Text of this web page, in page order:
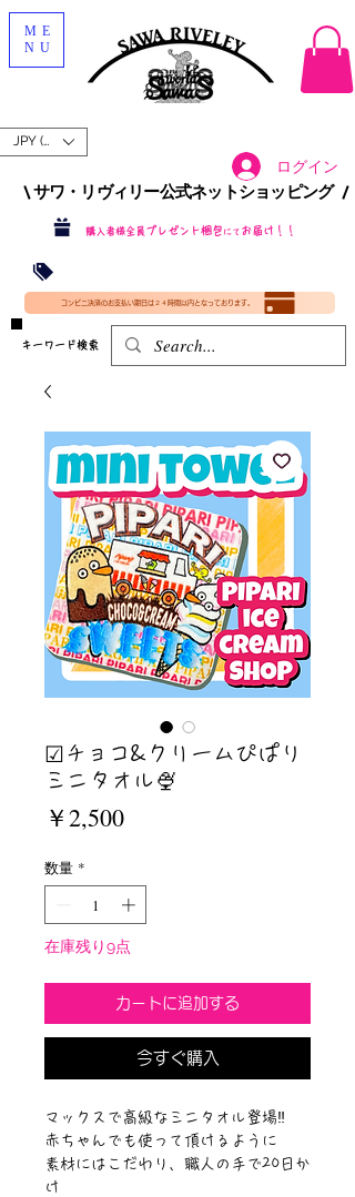
JPY (¥)
ログイン
\ サワ・リヴィリー公式ネットショッピング /​
購入者様全員 プレゼント梱包 にて お届け！！
​(35000円（税込）未満のご購入は全国送料890円（沖縄・北海道除く）（梱包手数料込み）
コンビニ決済のお支払い期日は２４時間以内となっております。
​キーワード検索
ME
NU
☑︎チョコ&クリームぴぱり
ミニタオル🍨
￥2,500価
数量 *
在庫残り9点
カートに追加する
今すぐ購入
マックスで高級なミニタオル登場‼️
赤ちゃんでも使って頂けるように
素材にはこだわり、職人の手で20日か
け